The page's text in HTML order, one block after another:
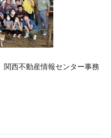
関西不動産情報センター事務